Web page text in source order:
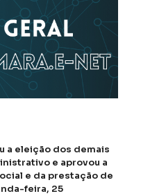
a eleição dos demais
e aprovou a
e da prestação de
feira, 25